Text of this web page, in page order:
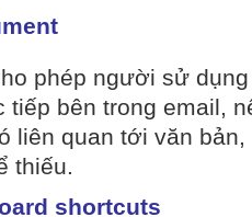
phép người sử
tiếp bên trong email,
liên quan tới văn
thiếu.
shortcuts